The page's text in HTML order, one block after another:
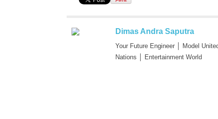
Dimas Andra Saputra
Your Future Engineer │ Model
Nations │ Entertainment World